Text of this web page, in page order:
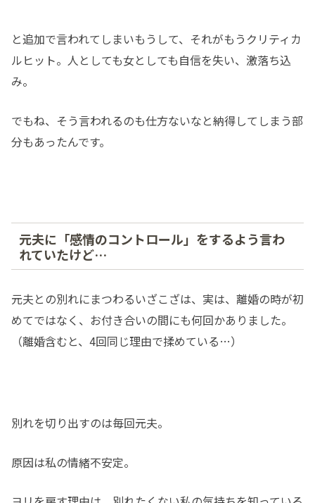
と追加で言われてしまいもうして、それがもうクリティカ
ルヒット。人としても女としても自信を失い、激落ち込
み。
でもね、そう言われるのも仕方ないなと納得してしまう部
分もあったんです。
元夫に「感情のコントロール」をするよう言わ
れていたけど…
元夫との別れにまつわるいざこざは、実は、離婚の時が初
めてではなく、お付き合いの間にも何回かありました。
（離婚含むと、4回同じ理由で揉めている…）
別れを切り出すのは毎回元夫。
原因は私の情緒不安定。